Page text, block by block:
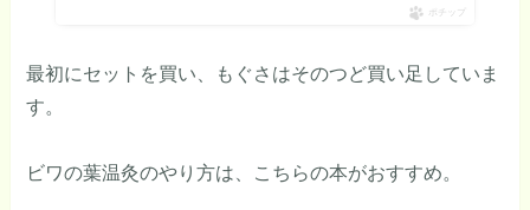
ポチップ
最初にセットを買い、もぐさはそのつど買い足していま
す。
ビワの葉温灸のやり方は、こちらの本がおすすめ。